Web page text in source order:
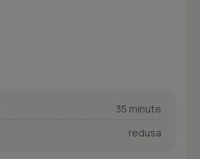
35 minute
redusa